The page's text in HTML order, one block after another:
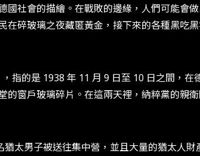
國社會的描繪。在戰敗的邊緣，人們可能會
碎玻璃之夜藏匿黃金，接下來的各種黑吃
的是 1938 年 11 月 9 日至 10 日之間，
窗戶玻璃碎片。在這兩天裡，納粹黨的親
太男子被送往集中營，並且大量的猶太人